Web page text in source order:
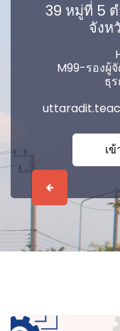
Previous
39 หมู่ที่ 5 ต
จังห
M99-รองผู้
ธุ
เ